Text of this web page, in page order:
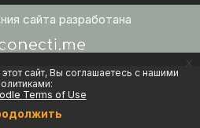
сайт, Вы соглашаетесь с нашими
Terms of Use
x
сайта разработана